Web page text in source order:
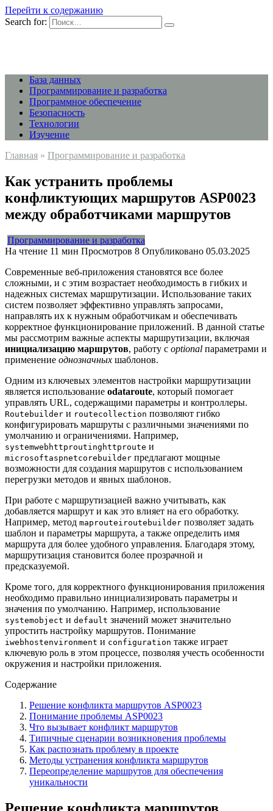
Перейти к содержанию
Search for:
База данных
Программирование и разработка
Программное обеспечение
Безопасность
Технологии
Изучение
Главная » Программирование и разработка
Как устранить проблемы
конфликтующих маршрутов ASP0023
между обработчиками маршрутов
Программирование и разработка
На чтение 11 мин Просмотров 8 Опубликовано 05.03.2025
Современные веб-приложения становятся все более
сложными, и с этим возрастает необходимость в гибких и
надежных системах маршрутизации. Использование таких
систем позволяет эффективно управлять запросами,
направлять их к нужным обработчикам и обеспечивать
корректное функционирование приложений. В данной статье
мы рассмотрим важные аспекты маршрутизации, включая
инициализацию маршрутов, работу с optional параметрами и
применение однозначных шаблонов.
Одним из ключевых элементов настройки маршрутизации
является использование odataroute, который помогает
управлять URL, содержащими параметры и контроллеры.
Routebuilder и routecollection позволяют гибко
конфигурировать маршруты с различными значениями по
умолчанию и ограничениями. Например,
systemwebhttproutinghttproute и
microsoftaspnetcorebuilder предлагают мощные
возможности для создания маршрутов с использованием
перегрузки методов и явных шаблонов.
При работе с маршрутизацией важно учитывать, как
добавляется маршрут и как это влияет на его обработку.
Например, метод maprouteiroutebuilder позволяет задать
шаблон и параметры маршрута, а также определить имя
маршрута для более удобного управления. Благодаря этому,
маршрутизация становится более прозрачной и
предсказуемой.
Кроме того, для корректного функционирования приложения
необходимо правильно инициализировать параметры и
значения по умолчанию. Например, использование
systemobject и default значений может значительно
упростить настройку маршрутов. Понимание
iwebhostenvironment и configuration также играет
ключевую роль в этом процессе, позволяя учесть особенности
окружения и настройки приложения.
Содержание
Решение конфликта маршрутов ASP0023
Понимание проблемы ASP0023
Что вызывает конфликт маршрутов
Типичные сценарии возникновения проблемы
Как распознать проблему в проекте
Методы устранения конфликта маршрутов
Переопределение маршрутов для обеспечения
уникальности
Решение конфликта маршрутов